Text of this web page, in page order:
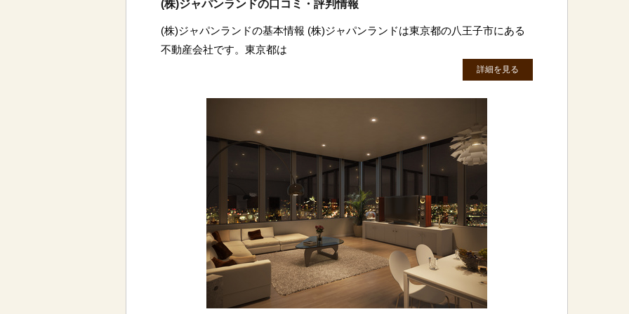
(株)ジャパンランドの口コミ・評判情報
(株)ジャパンランドの基本情報 (株)ジャパンランドは東京都の八王子市にある
不動産会社です。東京都は
詳細を見る